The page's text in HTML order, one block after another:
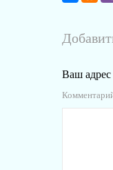
Ваш адрес